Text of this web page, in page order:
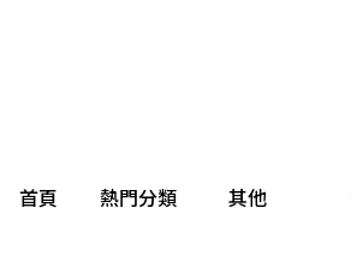
首頁 熱門分類 其他